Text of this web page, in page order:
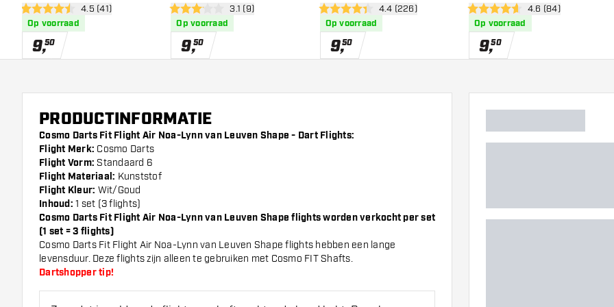
open reviews drawer
4.5 score sterren4.5 (41)
Op voorraad
9,50
open reviews drawer
3.1 score sterren3.1 (9)
Op voorraad
9,50
open reviews drawer
4.4 score sterren4.4 (226)
Op voorraad
9,50
open reviews
4.6 score sterren4.6 (84)
Op voorraad
9,50
PRODUCTINFORMATIE
Cosmo Darts Fit Flight Air Noa-Lynn van Leuven Shape - Dart Flights:
Flight Merk: Cosmo Darts
Flight Vorm: Standaard 6
Flight Materiaal: Kunststof
Flight Kleur: Wit/Goud
Inhoud: 1 set (3 flights)
Cosmo Darts Fit Flight Air Noa-Lynn van Leuven Shape flights worden verkocht per set
(1 set = 3 flights)
Cosmo Darts Fit Flight Air Noa-Lynn van Leuven Shape flights hebben een lange
levensduur. Deze flights zijn alleen te gebruiken met Cosmo FIT Shafts.
Dartshopper tip!